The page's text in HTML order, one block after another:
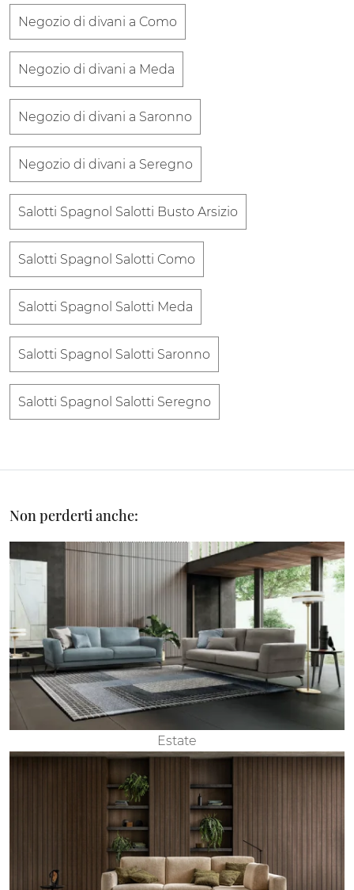
Negozio di divani a Como
Negozio di divani a Meda
Negozio di divani a Saronno
Negozio di divani a Seregno
Salotti Spagnol Salotti Busto Arsizio
Salotti Spagnol Salotti Como
Salotti Spagnol Salotti Meda
Salotti Spagnol Salotti Saronno
Salotti Spagnol Salotti Seregno
Non perderti anche:
Estate